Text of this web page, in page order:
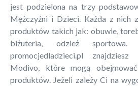
jest podzielona na trzy
Mężczyźni i Dzieci. Każda z nich
produktów takich jak: obuwie,
biżuteria, odzież
promocjedladzieci.pl
Modivo, które mogą
produktów. Jeżeli zależy Ci na